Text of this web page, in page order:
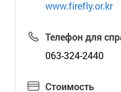
www.firefly.or.kr
Телефон для
063-324-2440
Стоимость